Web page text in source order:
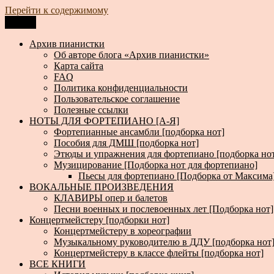
Перейти к содержимому
Архив пианистки
Всё для пианистов: ноты, книги, музыка, статьи…
Архив пианистки
Об авторе блога «Архив пианистки»
Карта сайта
FAQ
Политика конфиденциальности
Пользовательское соглашение
Полезные ссылки
НОТЫ ДЛЯ ФОРТЕПИАНО [А-Я]
Фортепианные ансамбли [подборка нот]
Пособия для ДМШ [подборка нот]
Этюды и упражнения для фортепиано [подборка
Музицирование [Подборка нот для фортепиано]
Пьесы для фортепиано [Подборка от
ВОКАЛЬНЫЕ ПРОИЗВЕДЕНИЯ
КЛАВИРЫ опер и балетов
Песни военных и послевоенных лет [Подборка нот]
Концертмейстеру [подборки нот]
Концертмейстеру в хореографии
Музыкальному руководителю в ДДУ [подборка нот]
Концертмейстеру в классе флейты [подборка нот]
ВСЕ КНИГИ